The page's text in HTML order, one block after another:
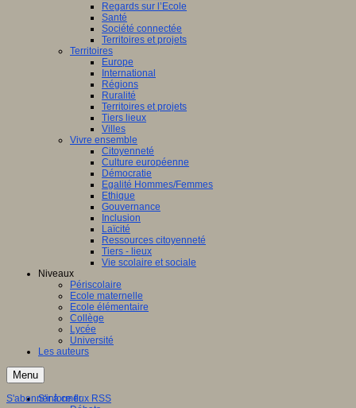
Regards sur l’Ecole
Santé
Société connectée
Territoires et projets
Territoires
Europe
International
Régions
Ruralité
Territoires et projets
Tiers lieux
Villes
Vivre ensemble
Citoyenneté
Culture européenne
Démocratie
Egalité Hommes/Femmes
Ethique
Gouvernance
Inclusion
Laïcité
Ressources citoyenneté
Tiers - lieux
Vie scolaire et sociale
Niveaux
Périscolaire
Ecole maternelle
Ecole élémentaire
Collège
Lycée
Université
Les auteurs
Menu
S'informer
S'abonner à ce flux RSS